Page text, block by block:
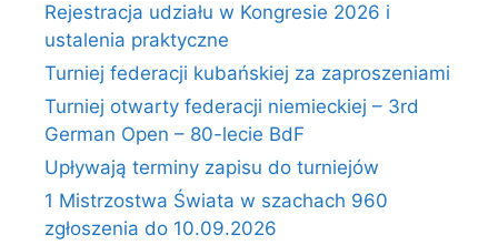
Rejestracja udziału w Kongresie 2026 i
ustalenia praktyczne
Turniej federacji kubańskiej za zaproszeniami
Turniej otwarty federacji niemieckiej – 3rd
German Open – 80-lecie BdF
Upływają terminy zapisu do turniejów
1 Mistrzostwa Świata w szachach 960
zgłoszenia do 10.09.2026